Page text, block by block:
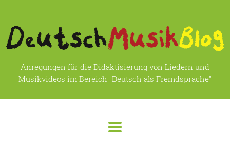
Anregungen für die Didaktisierung von Liedern und
Musikvideos im Bereich "Deutsch als Fremdsprache"